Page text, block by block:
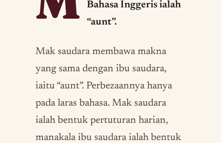
Bahasa Inggeris ialah
“aunt”.
Mak saudara membawa makna
yang sama dengan ibu saudara,
iaitu “aunt”. Perbezaannya hanya
pada laras bahasa. Mak saudara
ialah bentuk pertuturan harian,
manakala ibu saudara ialah bentuk